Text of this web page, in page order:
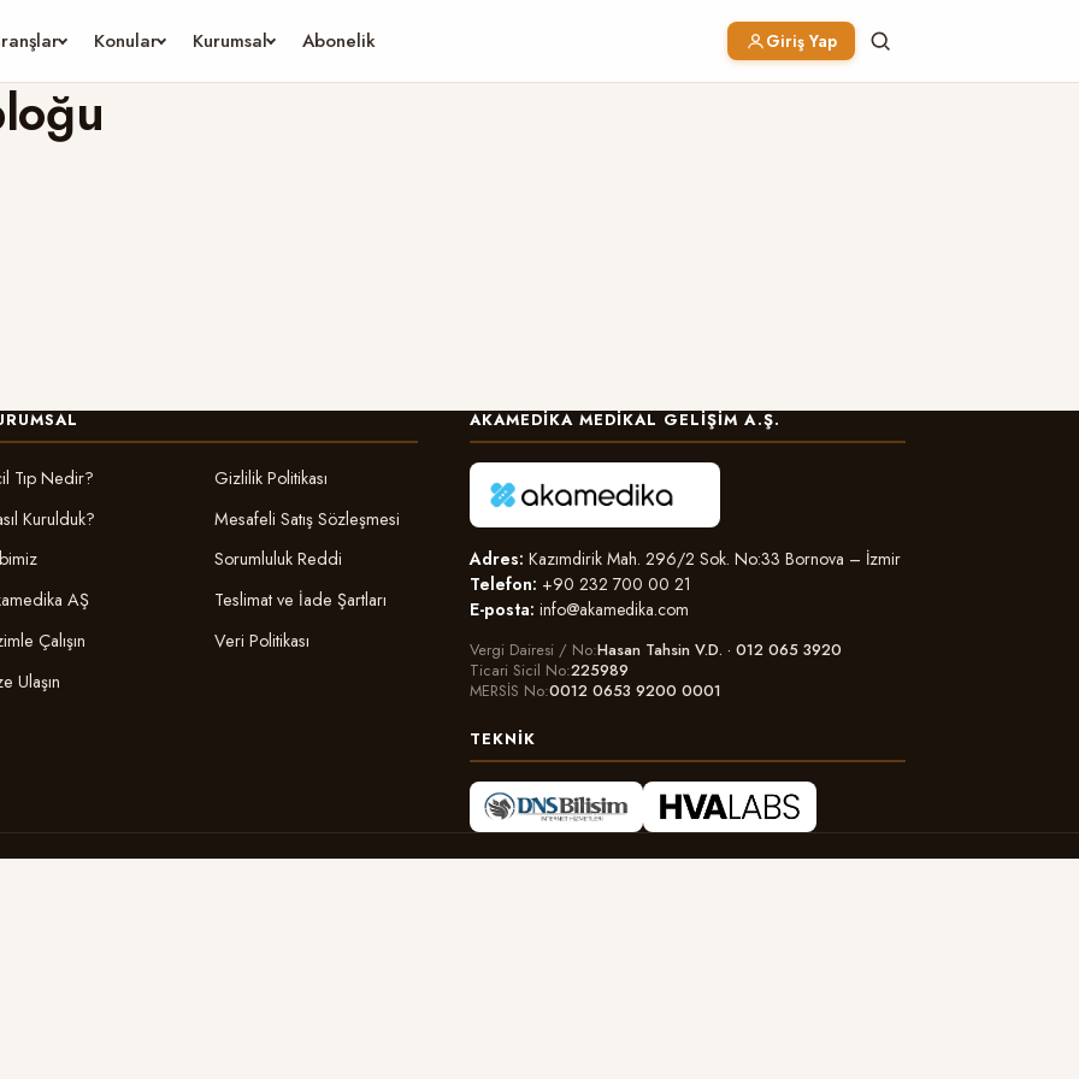
Konular Kurumsal Abonelik Giriş Yap
Tıp Nedir?
Kurulduk?
AŞ
Çalışın
Ulaşın
Gizlilik Politikası
Mesafeli Satış Sözleşmesi
Sorumluluk Reddi
Teslimat ve İade Şartları
Veri Politikası
AKAMEDIKA MEDIKAL GELIŞIM A.Ş.
Adres: Kazımdirik Mah. 296/2 Sok. No:33 Bornova – İzmir
Telefon: +90 232 700 00 21
E-posta: info@akamedika.com
Vergi Dairesi / No Hasan Tahsin V.D. · 012 065 3920
Ticari Sicil No 225989
MERSİS No 0012 0653 9200 0001
TEKNIK